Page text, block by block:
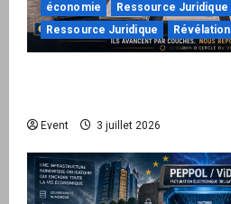
économie
Ressource Juridique
Ressource Juridique
Révélation
Event 3 juillet 2026